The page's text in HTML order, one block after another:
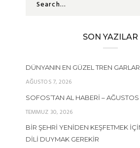
SON YAZILAR
DÜNYANIN EN GÜZEL TREN
AĞUSTOS 7, 2026
SOFOS’TAN AL HABERI – AĞUSTOS
TEMMUZ 30, 2026
BIR ŞEHRI YENIDEN KEŞFETMEK
DILI DUYMAK GEREKIR